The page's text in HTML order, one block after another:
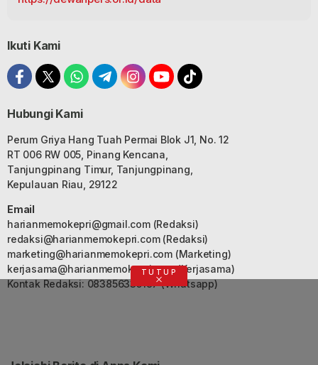
Ikuti Kami
Hubungi Kami
Perum Griya Hang Tuah Permai Blok J1, No. 12
RT 006 RW 005, Pinang Kencana,
Tanjungpinang Timur, Tanjungpinang,
Kepulauan Riau, 29122
Email
harianmemokepri@gmail.com(Redaksi)
redaksi@harianmemokepri.com(Redaksi)
marketing@harianmemokepri.com(Marketing)
kerjasama@harianmemokepri.com(Kerjasama)
Kontak Redaksi: 083856335187 (Whatsapp)
TUTUP